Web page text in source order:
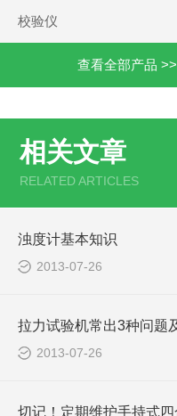
校验仪
查看全部产品 >>
相关文章
RELATED ARTICLES
浊度计基本知识
2013-07-26
2013-07-26